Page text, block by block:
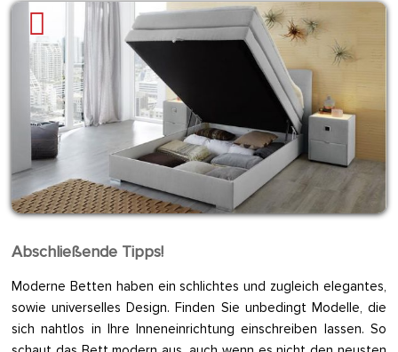
Abschließende Tipps!
Moderne Betten haben ein schlichtes und zugleich elegantes,
sowie universelles Design. Finden Sie unbedingt Modelle, die
sich nahtlos in Ihre Inneneinrichtung einschreiben lassen. So